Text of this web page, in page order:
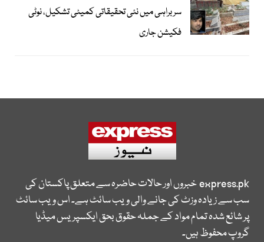
سربراہی میں نئی تحقیقاتی کمیٹی تشکیل، نوٹی
فکیشن جاری
express.pkخبروں اور حالات حاضرہ سے متعلق پاکستان کی
سب سے زیادہ وزٹ کی جانے والی ویب سائٹ ہے۔ اس ویب سائٹ
پر شائع شدہ تمام مواد کے جملہ حقوق بحق ایکسپریس میڈیا
گروپ محفوظ ہیں۔